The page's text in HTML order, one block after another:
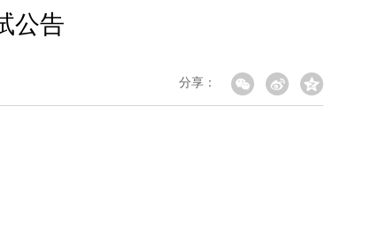
公告
分享：